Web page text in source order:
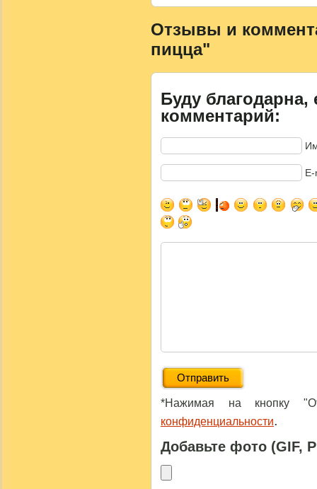
Отзывы и
пицца"
Буду благодарна,
комментарий:
*Нажимая на кнопку
конфиденциальности.
Добавьте фото (GIF,